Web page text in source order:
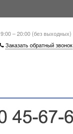
9:00 – 20:00 (без выходных)
Заказать обратный звонок